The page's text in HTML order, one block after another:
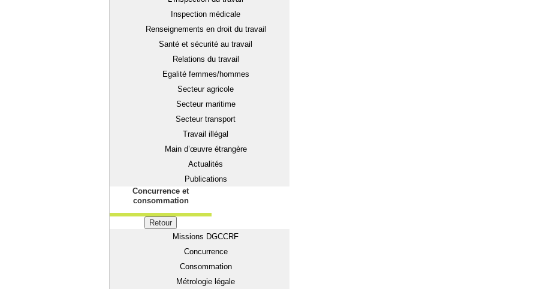
Inspection médicale
Renseignements en droit du travail
Santé et sécurité au travail
Relations du travail
Egalité femmes/hommes
Secteur agricole
Secteur maritime
Secteur transport
Travail illégal
Main d’œuvre étrangère
Actualités
Publications
Concurrence et
consommation
Retour
Missions DGCCRF
Concurrence
Consommation
Métrologie légale